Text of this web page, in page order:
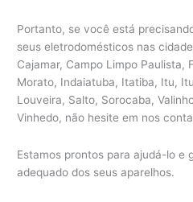
Portanto, se você está
seus eletrodomésticos nas
Cajamar, Campo Limpo Paulista,
Morato, Indaiatuba, Itatiba, Itu,
Louveira, Salto, Sorocaba,
Vinhedo, não hesite em nos
Estamos prontos para ajudá-lo e
adequado dos seus aparelhos.